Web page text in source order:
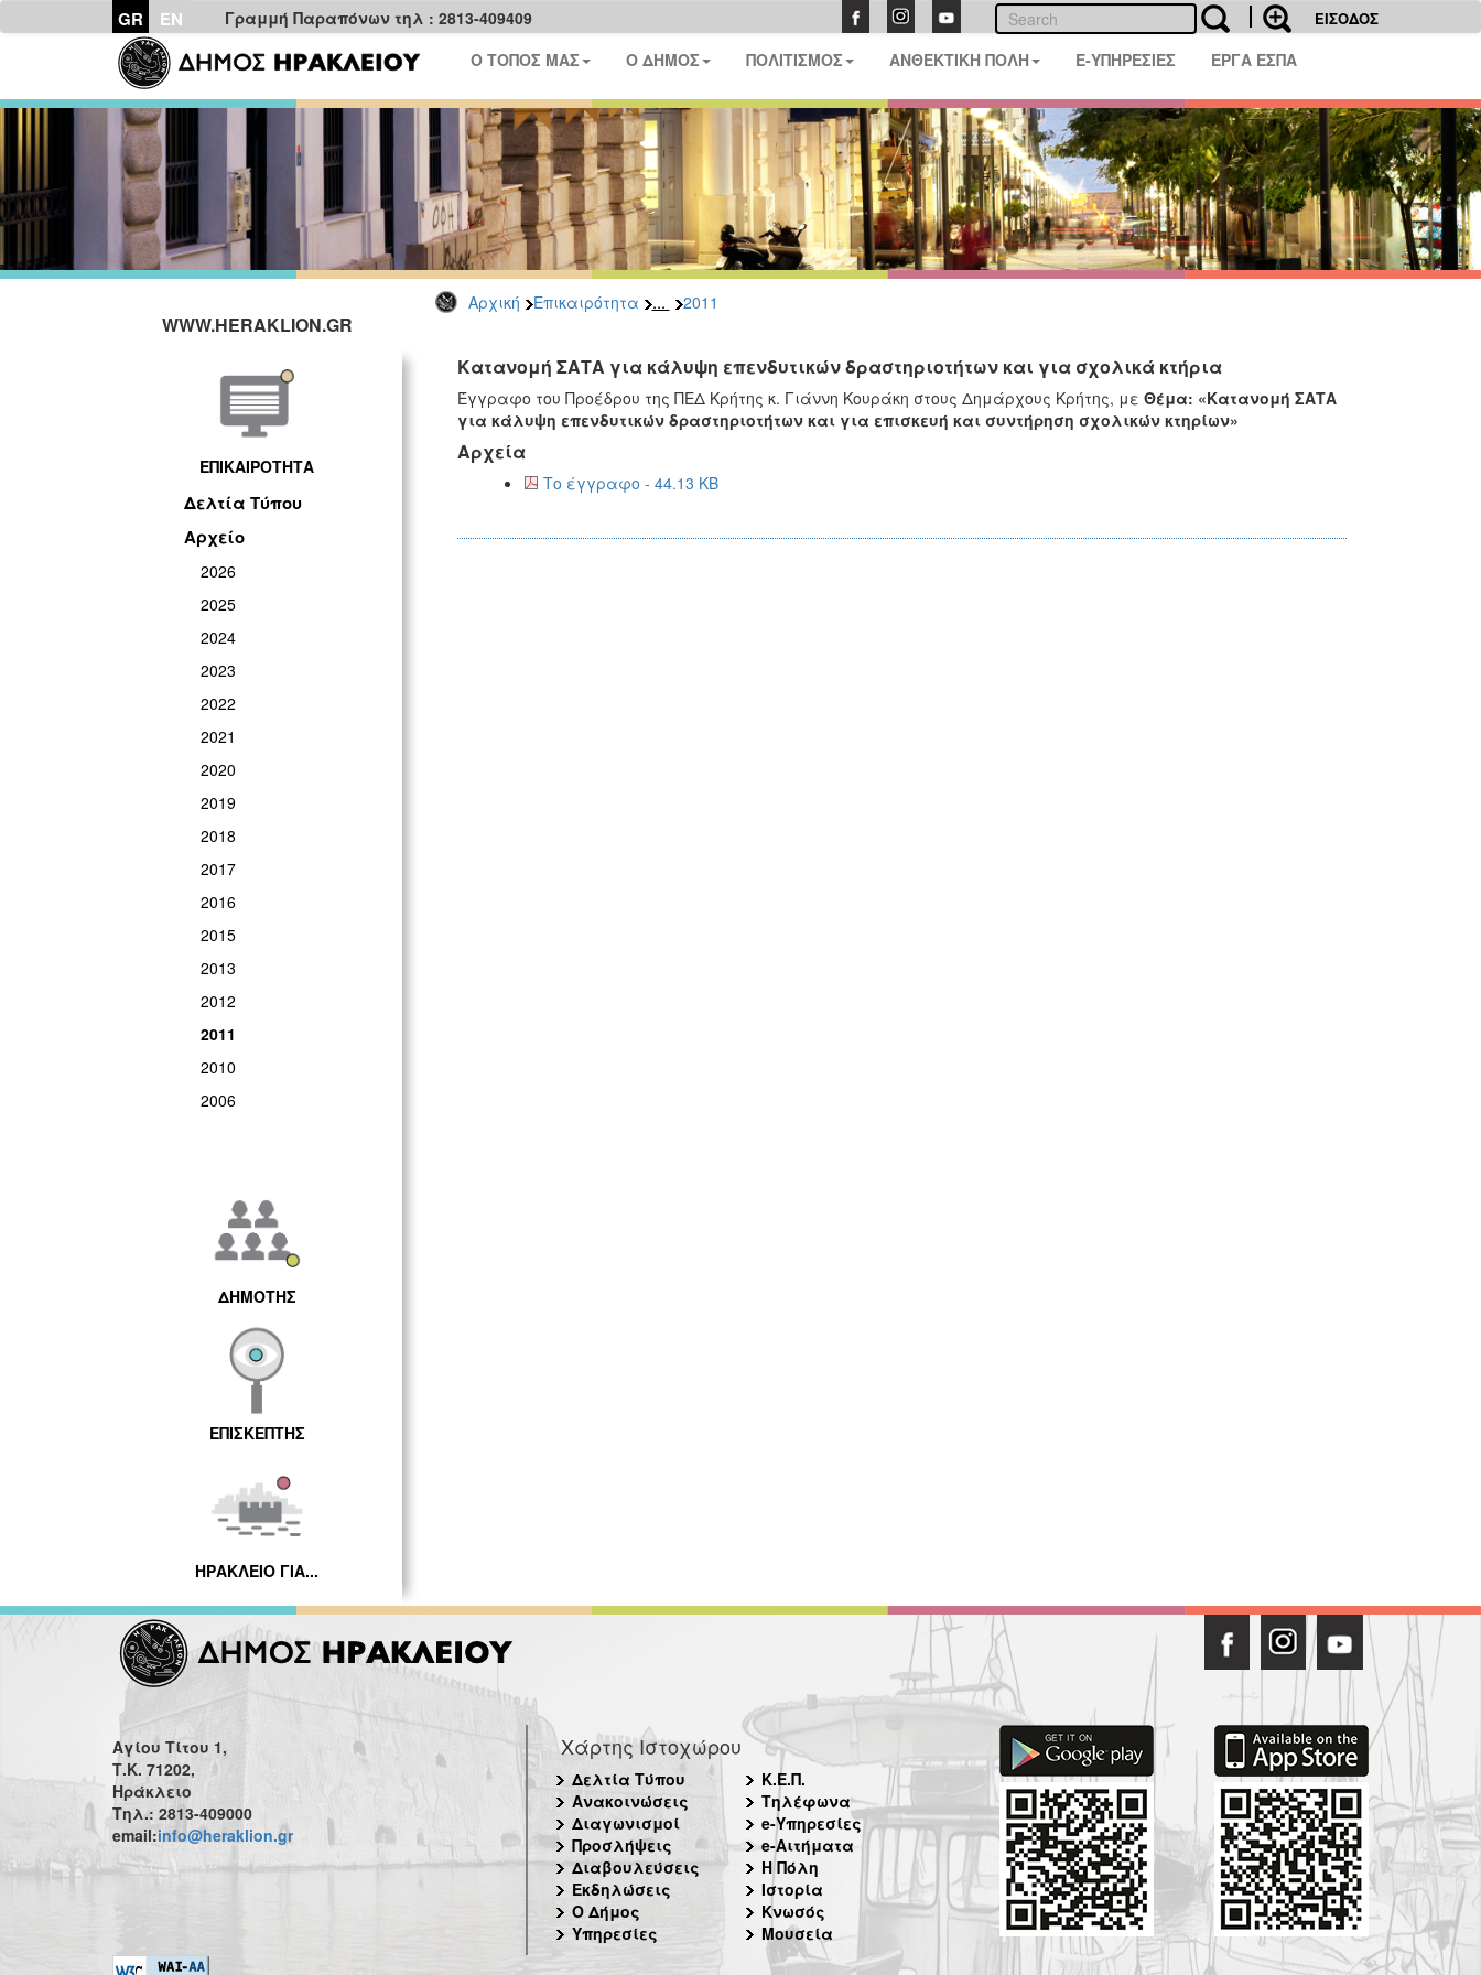
GR EN Γραμμή Παραπόνων τηλ : 2813-409409 ΕΙΣΟΔΟΣ
Ο ΤΟΠΟΣ ΜΑΣ Ο ΔΗΜΟΣ ΠΟΛΙΤΙΣΜΟΣ ΑΝΘΕΚΤΙΚΗ ΠΟΛΗ E-ΥΠΗΡΕΣΙΕΣ ΕΡΓΑ ΕΣΠΑ
Αρχική Επικαιρότητα ... 2011
WWW.HERAKLION.GR
ΕΠΙΚΑΙΡΟΤΗΤΑ
Δελτία Τύπου
Αρχείο
2026
2025
2024
2023
2022
2021
2020
2019
2018
2017
2016
2015
2013
2012
2011
2010
2006
ΔΗΜΟΤΗΣ
ΕΠΙΣΚΕΠΤΗΣ
ΗΡΑΚΛΕΙΟ ΓΙΑ...
Κατανομή ΣΑΤΑ για κάλυψη επενδυτικών δραστηριοτήτων και για σχολικά κτήρια
Έγγραφο του Προέδρου της ΠΕΔ Κρήτης κ. Γιάννη Κουράκη στους Δημάρχους Κρήτης, με Θέμα: «Κατανομή ΣΑΤΑ
για κάλυψη επενδυτικών δραστηριοτήτων και για επισκευή και συντήρηση σχολικών κτηρίων»
Αρχεία
Το έγγραφο - 44.13 KB
Αγίου Τίτου 1,
Τ.Κ. 71202,
Ηράκλειο
Τηλ.: 2813-409000
email:info@heraklion.gr
Χάρτης Ιστοχώρου
Δελτία Τύπου
Ανακοινώσεις
Διαγωνισμοί
Προσλήψεις
Διαβουλεύσεις
Εκδηλώσεις
Ο Δήμος
Υπηρεσίες
Κ.Ε.Π.
Τηλέφωνα
e-Υπηρεσίες
e-Αιτήματα
Η Πόλη
Ιστορία
Κνωσός
Μουσεία